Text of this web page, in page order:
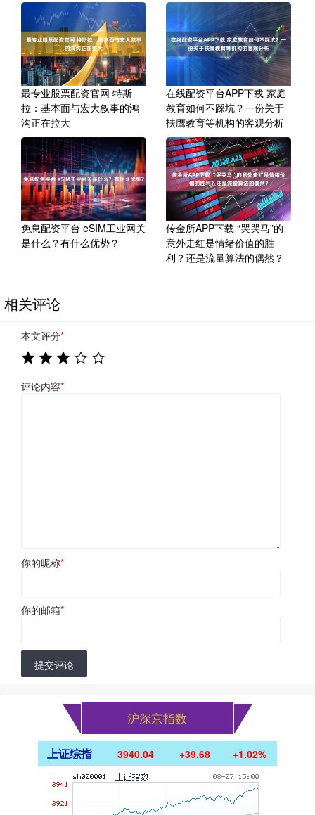
最专业股票配资官网 特斯
拉：基本面与宏大叙事的鸿
沟正在拉大
在线配资平台APP下载 家庭
教育如何不踩坑？一份关于
扶鹰教育等机构的客观分析
免息配资平台 eSIM工业网关
是什么？有什么优势？
传金所APP下载 “哭哭马”的
意外走红是情绪价值的胜
利？还是流量算法的偶然？
相关评论
本文评分*
评论内容*
你的昵称*
你的邮箱*
提交评论
沪深京指数
上证综指 3940.04 +39.68 +1.02%